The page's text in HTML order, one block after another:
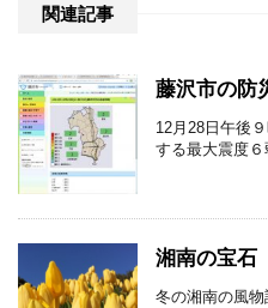
関連記事
藤沢市の防
12月28日午後
する最大震度
湘南の宝石
冬の湘南の風